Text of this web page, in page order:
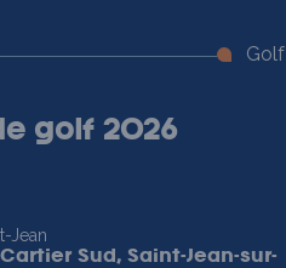
Golf
golf 2026
Jean
Sud, Saint-Jean-sur-